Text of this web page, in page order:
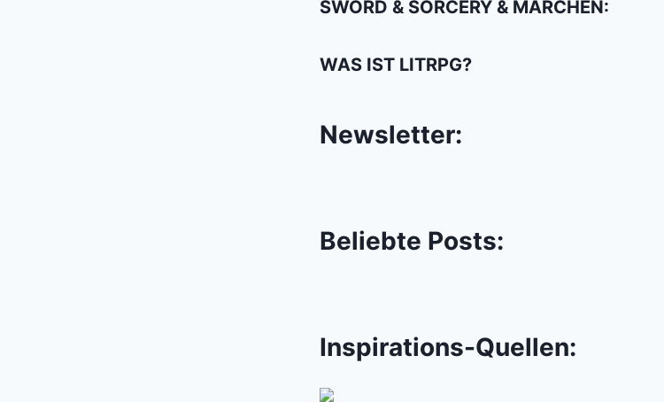
SWORD & SORCERY & MÄRCHEN:
WAS IST LITRPG?
Newsletter:
Beliebte Posts:
Inspirations-Quellen: